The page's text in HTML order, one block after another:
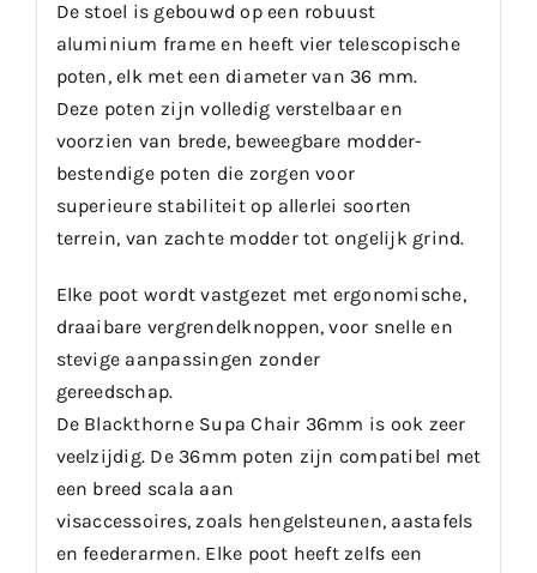
De stoel is gebouwd op een robuust
aluminium frame en heeft vier telescopische
poten, elk met een diameter van 36 mm.
Deze poten zijn volledig verstelbaar en
voorzien van brede, beweegbare modder-
bestendige poten die zorgen voor
superieure stabiliteit op allerlei soorten
terrein, van zachte modder tot ongelijk grind.
Elke poot wordt vastgezet met ergonomische,
draaibare vergrendelknoppen, voor snelle en
stevige aanpassingen zonder
gereedschap.
De Blackthorne Supa Chair 36mm is ook zeer
veelzijdig. De 36mm poten zijn compatibel met
een breed scala aan
visaccessoires, zoals hengelsteunen, aastafels
en feederarmen. Elke poot heeft zelfs een